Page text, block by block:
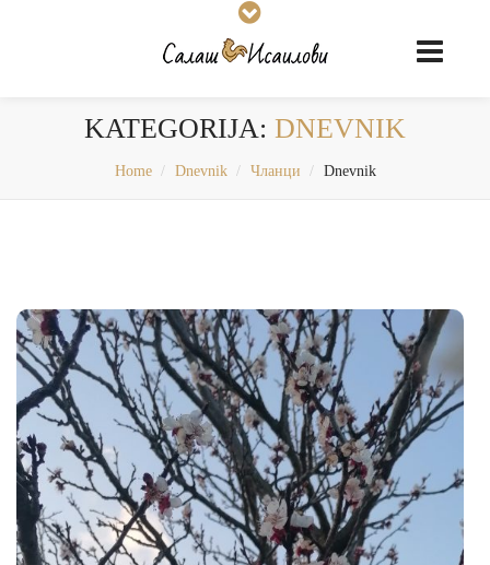
KATEGORIJA: DNEVNIK
Home Dnevnik Чланци Dnevnik